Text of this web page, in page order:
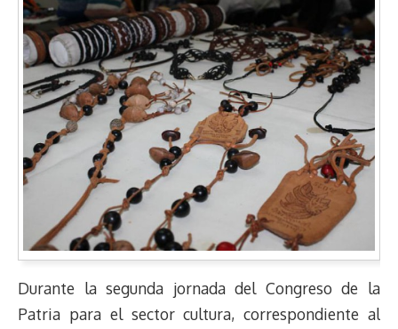
Durante la segunda jornada del Congreso de la
Patria para el sector cultura, correspondiente al